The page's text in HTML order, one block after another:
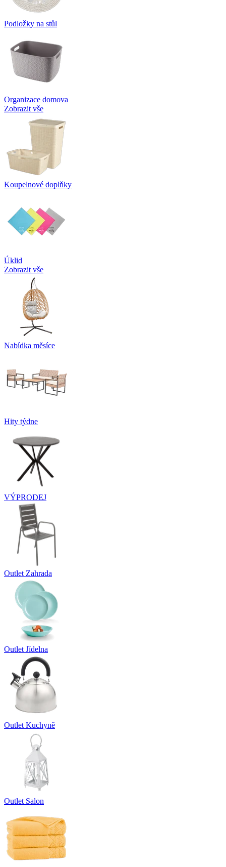
Podložky na stůl
Organizace domova
Zobrazit vše
Koupelnové doplňky
Úklid
Zobrazit vše
Nabídka měsíce
Hity týdne
VÝPRODEJ
Outlet Zahrada
Outlet Jídelna
Outlet Kuchyně
Outlet Salon